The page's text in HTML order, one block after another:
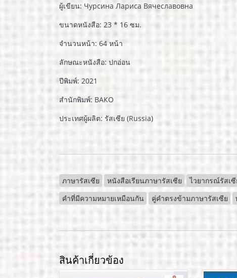
ผู้เขียน: Чурсина Лариса Вячеславовна
ขนาดหนังสือ: 23 * 16 ซม.
จำนวนหน้า: 64 หน้า
ลักษณะหนังสือ: ปกอ่อน
ปีพิมพ์: 2021
สำนักพิมพ์: ВАКО
ประเทศผู้ผลิต: รัสเซีย (Russia)
ภาษารัสเซีย หนังสือเรียนภาษารัสเซีย ไวยากรณ์รัสเซี
คำที่มีความหมายเหมือนกัน
คู่คำตรงข้ามภาษารัสเซีย
สินค้าเกี่ยวข้อง